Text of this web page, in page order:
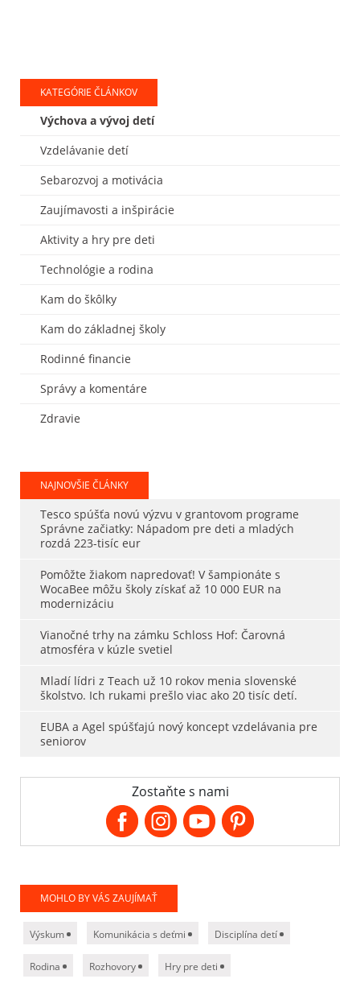
KATEGÓRIE ČLÁNKOV
Výchova a vývoj detí
Vzdelávanie detí
Sebarozvoj a motivácia
Zaujímavosti a inšpirácie
Aktivity a hry pre deti
Technológie a rodina
Kam do škôlky
Kam do základnej školy
Rodinné financie
Správy a komentáre
Zdravie
NAJNOVŠIE ČLÁNKY
Tesco spúšťa novú výzvu v grantovom programe
Správne začiatky: Nápadom pre deti a mladých
rozdá 223-tisíc eur
Pomôžte žiakom napredovať! V šampionáte s
WocaBee môžu školy získať až 10 000 EUR na
modernizáciu
Vianočné trhy na zámku Schloss Hof: Čarovná
atmosféra v kúzle svetiel
Mladí lídri z Teach už 10 rokov menia slovenské
školstvo. Ich rukami prešlo viac ako 20 tisíc detí.
EUBA a Agel spúšťajú nový koncept vzdelávania pre
seniorov
Zostaňte s nami
MOHLO BY VÁS ZAUJÍMAŤ
Výskum Komunikácia s deťmi Disciplína detí
Rodina Rozhovory Hry pre deti